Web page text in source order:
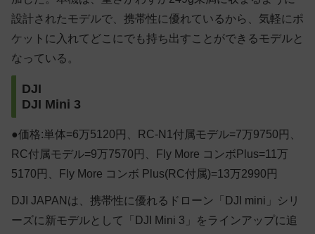
設計されたモデルで、携帯性に優れているから、気軽にポ
ケットに入れてどこにでも持ち出すことができるモデルと
なっている。
DJI
DJI Mini 3
●価格:単体=6万5120円、RC-N1付属モデル=7万9750円、
RC付属モデル=9万7570円、Fly More コンボPlus=11万
5170円、Fly More コンボ Plus(RC付属)=13万2990円
DJI JAPANは、携帯性に優れるドローン「DJI mini」シリ
ーズに新モデルとして「DJI Mini 3」をラインアップに追